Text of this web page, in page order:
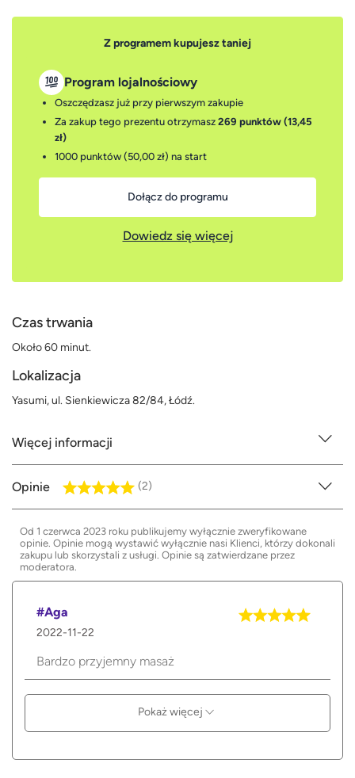
Z programem kupujesz taniej
Program lojalnościowy
Oszczędzasz już przy pierwszym zakupie
Za zakup tego prezentu otrzymasz 269 punktów (13,45
zł)
1000 punktów (50,00 zł) na start
Dołącz do programu
Dowiedz się więcej
Czas trwania
Około 60 minut.
Lokalizacja
Yasumi, ul. Sienkiewicza 82/84, Łódź.
Więcej informacji
Opinie (2)
Od 1 czerwca 2023 roku publikujemy wyłącznie zweryfikowane
opinie. Opinie mogą wystawić wyłącznie nasi Klienci, którzy dokonali
zakupu lub skorzystali z usługi. Opinie są zatwierdzane przez
moderatora.
#Aga
2022-11-22
Bardzo przyjemny masaż
Pokaż więcej